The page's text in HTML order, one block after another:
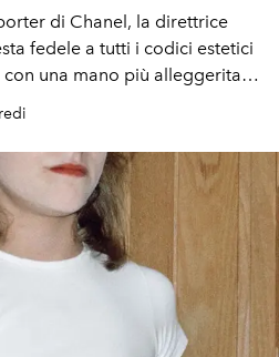
di Chanel, la direttrice
fedele a tutti i codici estetici
una mano più alleggerita